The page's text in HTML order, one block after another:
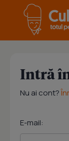
Intră
Nu ai cont?
E-mail: